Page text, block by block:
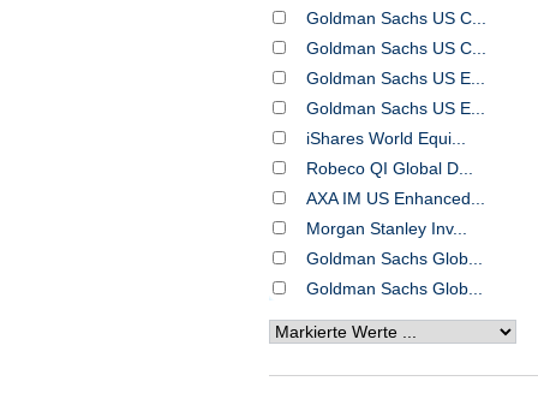
Goldman Sachs US C...
Goldman Sachs US C...
Goldman Sachs US E...
Goldman Sachs US E...
iShares World Equi...
Robeco QI Global D...
AXA IM US Enhanced...
Morgan Stanley Inv...
Goldman Sachs Glob...
Goldman Sachs Glob...